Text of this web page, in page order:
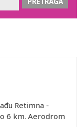
Retimna -
6 km. Aerodrom